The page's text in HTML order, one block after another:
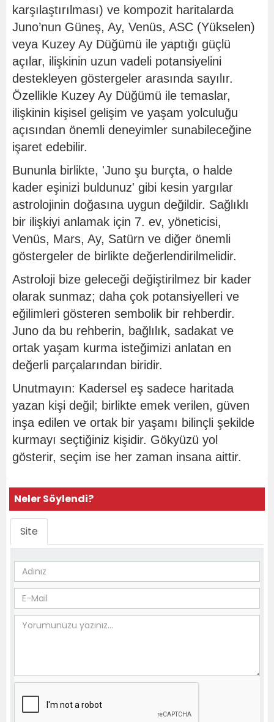
karşılaştırılması) ve kompozit haritalarda
Juno’nun Güneş, Ay, Venüs, ASC (Yükselen)
veya Kuzey Ay Düğümü ile yaptığı güçlü
açılar, ilişkinin uzun vadeli potansiyelini
destekleyen göstergeler arasında sayılır.
Özellikle Kuzey Ay Düğümü ile temaslar,
ilişkinin kişisel gelişim ve yaşam yolculuğu
açısından önemli deneyimler sunabileceğine
işaret edebilir.
Bununla birlikte, 'Juno şu burçta, o halde
kader eşinizi buldunuz' gibi kesin yargılar
astrolojinin doğasına uygun değildir. Sağlıklı
bir ilişkiyi anlamak için 7. ev, yöneticisi,
Venüs, Mars, Ay, Satürn ve diğer önemli
göstergeler de birlikte değerlendirilmelidir.
Astroloji bize geleceği değiştirilmez bir kader
olarak sunmaz; daha çok potansiyelleri ve
eğilimleri gösteren sembolik bir rehberdir.
Juno da bu rehberin, bağlılık, sadakat ve
ortak yaşam kurma isteğimizi anlatan en
değerli parçalarından biridir.
Unutmayın: Kadersel eş sadece haritada
yazan kişi değil; birlikte emek verilen, güven
inşa edilen ve ortak bir yaşamı bilinçli şekilde
kurmayı seçtiğiniz kişidir. Gökyüzü yol
gösterir, seçim ise her zaman insana aittir.
Neler Söylendi?
Site